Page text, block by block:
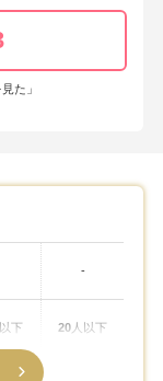
た」
-
下 20 人以下